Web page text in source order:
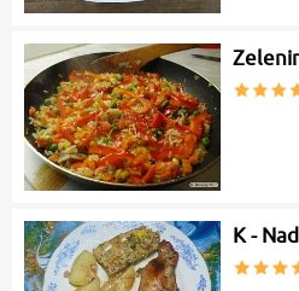
K -